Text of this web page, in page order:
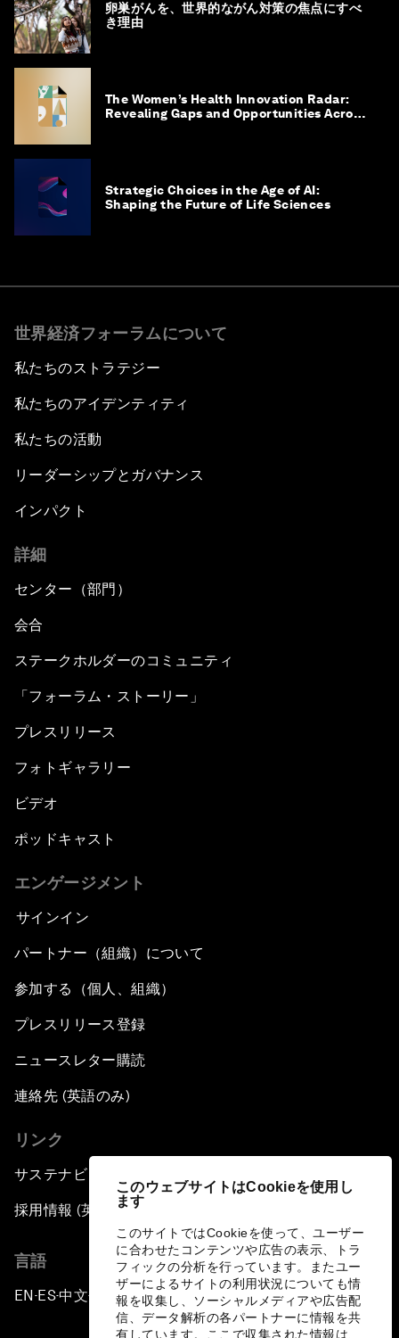
このウェブサイトはCookieを使用し
ます
このサイトではCookieを使って、ユーザー
に合わせたコンテンツや広告の表示、トラ
フィックの分析を行っています。またユー
ザーによるサイトの利用状況についても情
報を収集し、ソーシャルメディアや広告配
信、データ解析の各パートナーに情報を共
有しています。ここで収集された情報は、
卵巣がんを、世界的ながん対策の焦点にすべ
き理由
The Women’s Health Innovation Radar:
Revealing Gaps and Opportunities Across
Strategic Choices in the Age of AI:
Shaping the Future of Life Sciences
世界経済フォーラムについて
私たちのストラテジー
私たちのアイデンティティ
私たちの活動
リーダーシップとガバナンス
インパクト
詳細
センター（部門）
会合
ステークホルダーのコミュニティ
「フォーラム・ストーリー」
プレスリリース
フォトギャラリー
ビデオ
ポッドキャスト
エンゲージメント
サインイン
パートナー（組織）について
参加する（個人、組織）
プレスリリース登録
ニュースレター購読
連絡先 (英語のみ)
リンク
サステナビリティへの取り組み
採用情報 (英語のみ)
言語
EN ▪ES▪中文▪ 日本語